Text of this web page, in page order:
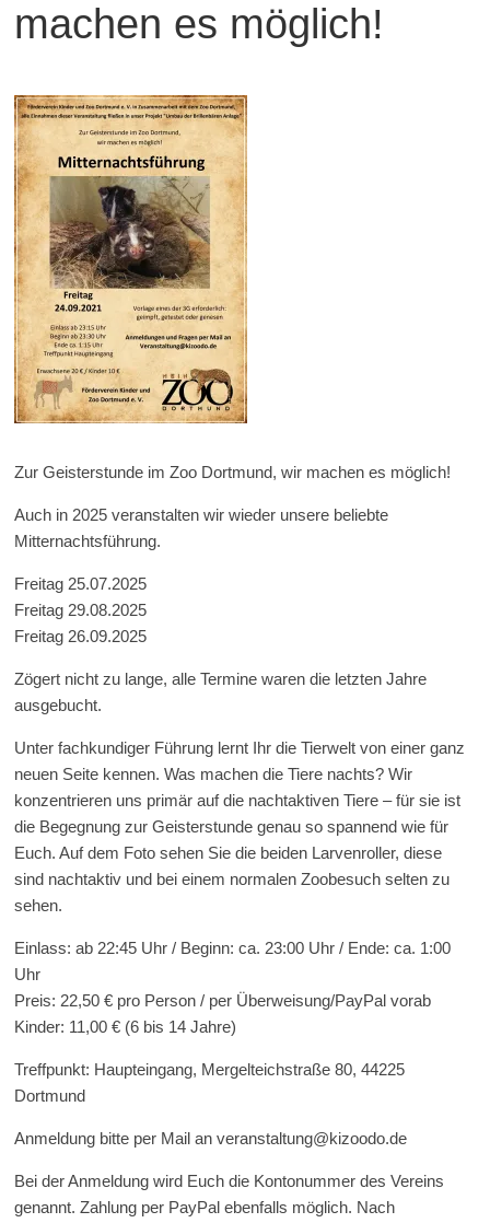
machen es möglich!
Zur Geisterstunde im Zoo Dortmund, wir machen es möglich!
Auch in 2025 veranstalten wir wieder unsere beliebte
Mitternachtsführung.
Freitag 25.07.2025
Freitag 29.08.2025
Freitag 26.09.2025
Zögert nicht zu lange, alle Termine waren die letzten Jahre
ausgebucht.
Unter fachkundiger Führung lernt Ihr die Tierwelt von einer ganz
neuen Seite kennen. Was machen die Tiere nachts? Wir
konzentrieren uns primär auf die nachtaktiven Tiere – für sie ist
die Begegnung zur Geisterstunde genau so spannend wie für
Euch. Auf dem Foto sehen Sie die beiden Larvenroller, diese
sind nachtaktiv und bei einem normalen Zoobesuch selten zu
sehen.
Einlass: ab 22:45 Uhr / Beginn: ca. 23:00 Uhr / Ende: ca. 1:00
Uhr
Preis: 22,50 € pro Person / per Überweisung/PayPal vorab
Kinder: 11,00 € (6 bis 14 Jahre)
Treffpunkt: Haupteingang, Mergelteichstraße 80, 44225
Dortmund
Anmeldung bitte per Mail an veranstaltung@kizoodo.de
Bei der Anmeldung wird Euch die Kontonummer des Vereins
genannt. Zahlung per PayPal ebenfalls möglich. Nach